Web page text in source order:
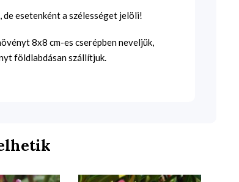
esetenként a szélességet jelöli!
8x8 cm-es cserépben neveljük,
földlabdásan szállítjuk.